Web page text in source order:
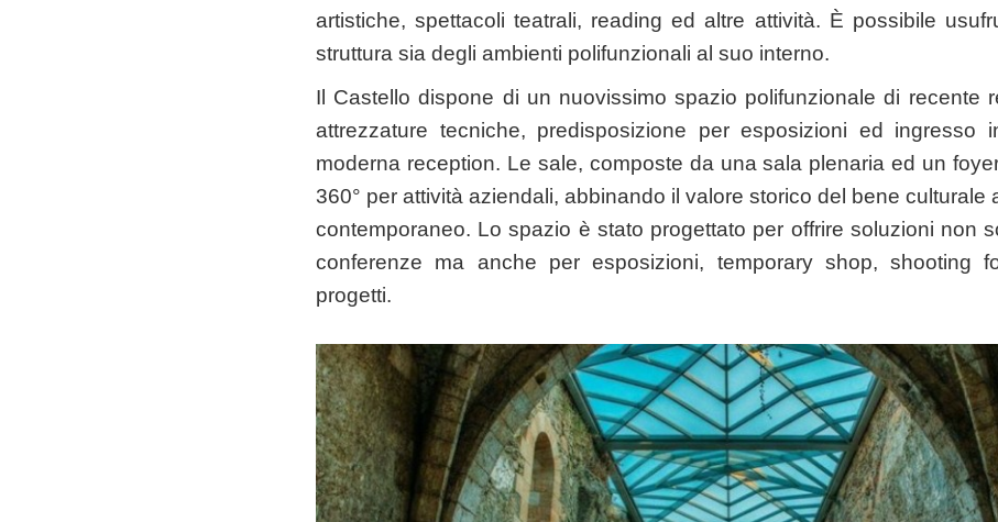
artistiche, spettacoli teatrali, reading ed altre attività. È possibile
struttura sia degli ambienti polifunzionali al suo interno.
Il Castello dispone di un nuovissimo spazio polifunzionale di recente
attrezzature tecniche, predisposizione per esposizioni ed ingresso
moderna reception. Le sale, composte da una sala plenaria ed un
360° per attività aziendali, abbinando il valore storico del bene culturale
contemporaneo. Lo spazio è stato progettato per offrire soluzioni non
conferenze ma anche per esposizioni, temporary shop, shooting
progetti.